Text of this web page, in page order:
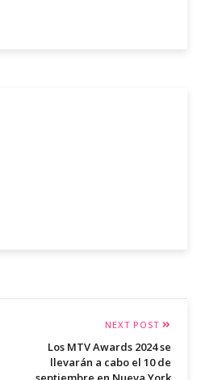
NEXT POST
Los MTV Awards 2024 se
llevarán a cabo el 10 de